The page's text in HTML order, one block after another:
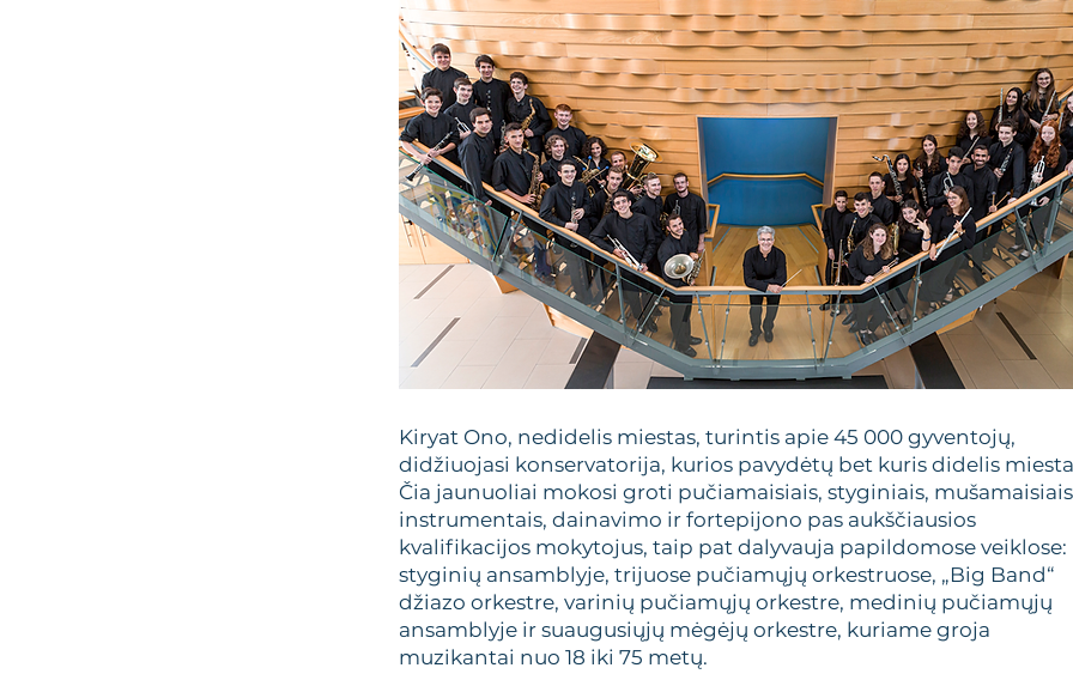
Kiryat Ono, nedidelis miestas, turintis apie 45 000 gyventojų,
didžiuojasi konservatorija, kurios pavydėtų bet kuris didelis
Čia jaunuoliai mokosi groti pučiamaisiais, styginiais, mušamaisiais
instrumentais, dainavimo ir fortepijono pas aukščiausios
kvalifikacijos mokytojus, taip pat dalyvauja papildomose veiklose:
styginių ansamblyje, trijuose pučiamųjų orkestruose, „Big Band“
džiazo orkestre, varinių pučiamųjų orkestre, medinių pučiamųjų
ansamblyje ir suaugusiųjų mėgėjų orkestre, kuriame groja
muzikantai nuo 18 iki 75 metų.